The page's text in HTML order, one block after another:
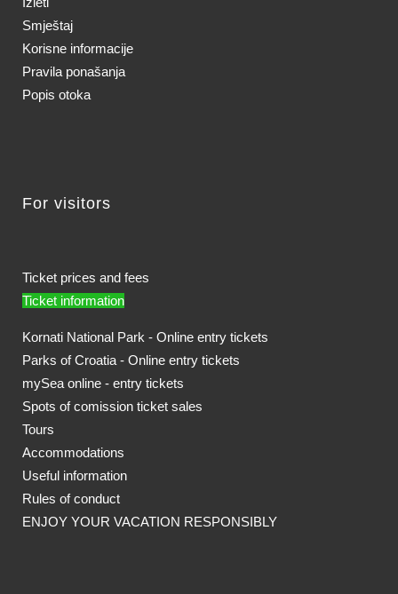
Smještaj
Korisne informacije
Pravila ponašanja
Popis otoka
For visitors
Ticket prices and fees
Ticket information
Kornati National Park - Online entry tickets
Parks of Croatia - Online entry tickets
mySea online - entry tickets
Spots of comission ticket sales
Tours
Accommodations
Useful information
Rules of conduct
ENJOY YOUR VACATION RESPONSIBLY